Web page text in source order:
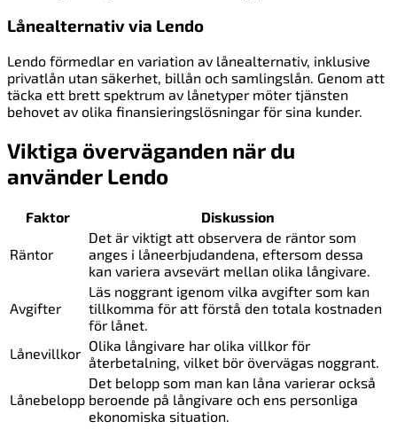
Lånealternativ via Lendo
Lendo förmedlar en variation av lånealternativ, inklusive
privatlån utan säkerhet, billån och samlingslån. Genom att
täcka ett brett spektrum av lånetyper möter tjänsten
behovet av olika finansieringslösningar för sina kunder.
Viktiga överväganden när du
använder Lendo
Faktor Diskussion
Räntor
Det är viktigt att observera de räntor som
anges i låneerbjudandena, eftersom dessa
kan variera avsevärt mellan olika långivare.
Avgifter
Läs noggrant igenom vilka avgifter som kan
tillkomma för att förstå den totala kostnaden
för lånet.
Lånevillkor Olika långivare har olika villkor för
återbetalning, vilket bör övervägas noggrant.
Lånebelopp
Det belopp som man kan låna varierar också
beroende på långivare och ens personliga
ekonomiska situation.